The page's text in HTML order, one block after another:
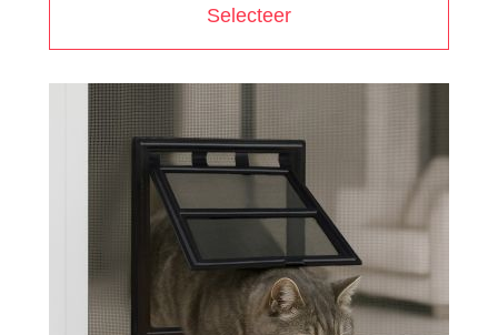
Selecteer